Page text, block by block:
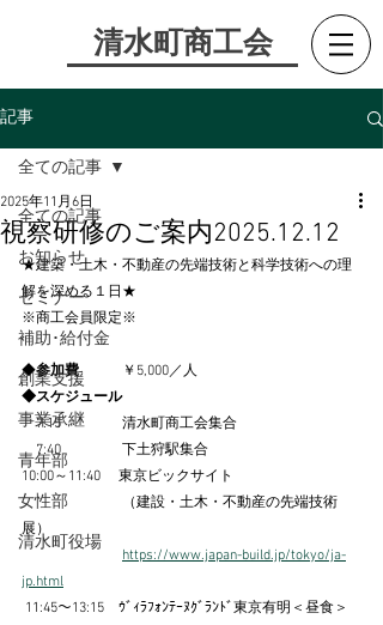
​清水町商工会
記事
全ての記事
お知らせ
セミナー
補助･給付金
創業支援
事業承継
青年部
女性部
清水町役場
全ての記事
視察研修のご案内2025.12.12
2025年11月6日
★建築・土木・不動産の先端技術と科学技術への理
解を深める１日★
※商工会員限定※
◆参加費 ￥5,000／人
◆スケジュール
7:15　　　　 清水町商工会集合
7:40　     　　下土狩駅集合
10:00～11:40　 東京ビックサイト
（建設・土木・不動産の先端技術
展）
https://www.japan-build.jp/tokyo/ja-
jp.html
11:45～13:15　ｳﾞｨﾗﾌｫﾝﾃｰﾇｸﾞﾗﾝﾄﾞ東京有明＜昼食＞